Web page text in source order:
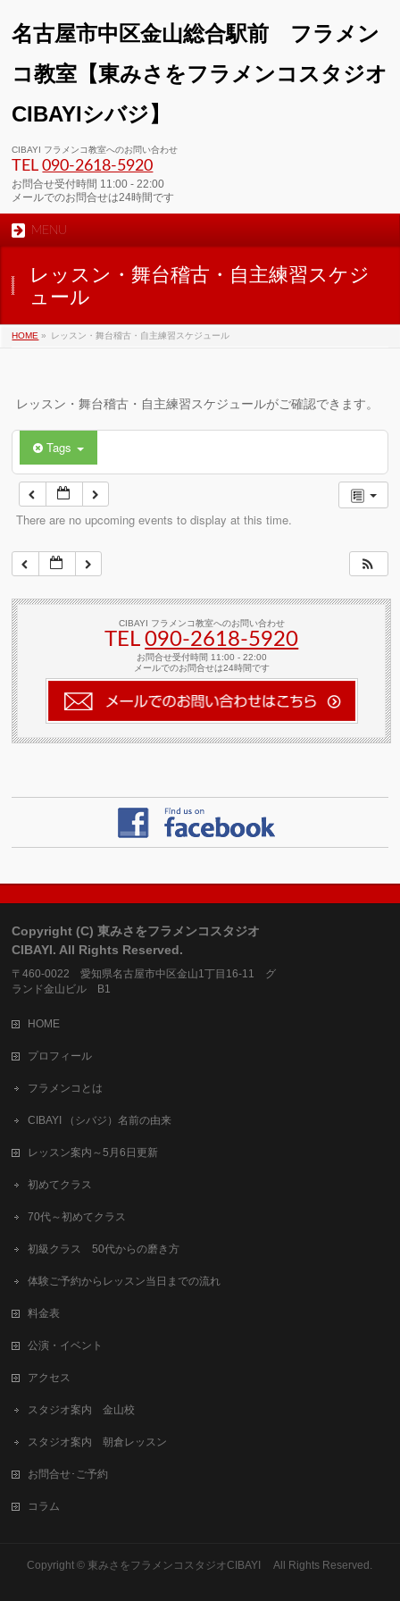
名古屋市中区金山総合駅前 フラメン
コ教室【東みさをフラメンコスタジオ
CIBAYIシバジ】
CIBAYI フラメンコ教室へのお問い合わせ
TEL090-2618‐5920
お問合せ受付時間 11:00 - 22:00
メールでのお問合せは24時間です
MENU
レッスン・舞台稽古・自主練習スケジ
ュール
HOME » レッスン・舞台稽古・自主練習スケジュール
レッスン・舞台稽古・自主練習スケジュールがご確認できます。
Tags
There are no upcoming events to display at this time.
CIBAYI フラメンコ教室へのお問い合わせ
TEL090-2618‐5920
お問合せ受付時間 11:00 - 22:00
メールでのお問合せは24時間です
Copyright (C) 東みさをフラメンコスタジオ
CIBAYI. All Rights Reserved.
〒460-0022 愛知県名古屋市中区金山1丁目16-11 グ
ランド金山ビル B1
HOME
プロフィール
フラメンコとは
CIBAYI （シバジ）名前の由来
レッスン案内～5月6日更新
初めてクラス
70代～初めてクラス
初級クラス 50代からの磨き方
体験ご予約からレッスン当日までの流れ
料金表
公演・イベント
アクセス
スタジオ案内 金山校
スタジオ案内 朝倉レッスン
お問合せ･ご予約
コラム
Copyright © 東みさをフラメンコスタジオCIBAYI All Rights Reserved.